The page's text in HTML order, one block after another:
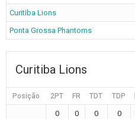
Curitiba Lions
Ponta Grossa Phantoms
Curitiba Lions
Posição 2PT FR TDT TDP
0 0 0 0